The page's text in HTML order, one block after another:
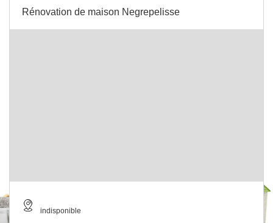
Rénovation de maison Negrepelisse
indisponible